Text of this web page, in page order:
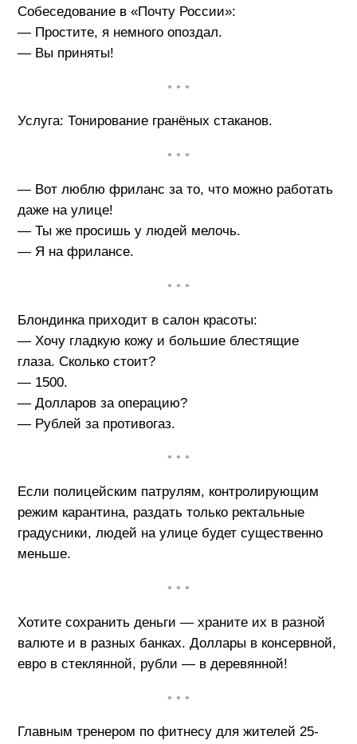
Собеседование в «Почту России»:
— Простите, я немного опоздал.
— Вы приняты!
• • •
Услуга: Тонирование гранёных стаканов.
• • •
— Вот люблю фриланс за то, что можно работать
даже на улице!
— Ты же просишь у людей мелочь.
— Я на фрилансе.
• • •
Блондинка приходит в салон красоты:
— Хочу гладкую кожу и большие блестящие
глаза. Сколько стоит?
— 1500.
— Долларов за операцию?
— Рублей за противогаз.
• • •
Если полицейским патрулям, контролирующим
режим карантина, раздать только ректальные
градусники, людей на улице будет существенно
меньше.
• • •
Хотите сохранить деньги — храните их в разной
валюте и в разных банках. Доллары в консервной,
евро в стеклянной, рубли — в деревянной!
• • •
Главным тренером по фитнесу для жителей 25-